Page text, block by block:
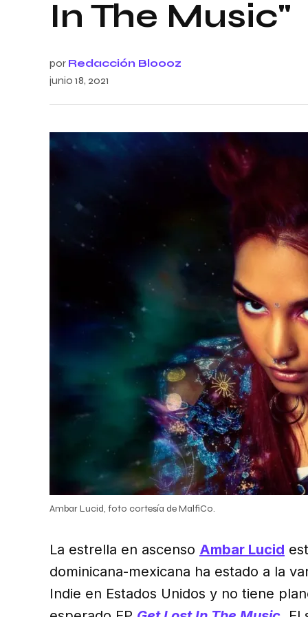
In The Music"
por Redacción Bloooz
junio 18, 2021
Ambar Lucid, foto cortesía de MalfiCo.
La estrella en ascenso Ambar Lucid
dominicana-mexicana ha estado a la
Indie en Estados Unidos y no tiene